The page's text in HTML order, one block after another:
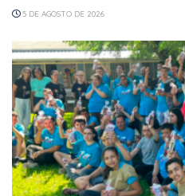
5 DE AGOSTO DE 2026